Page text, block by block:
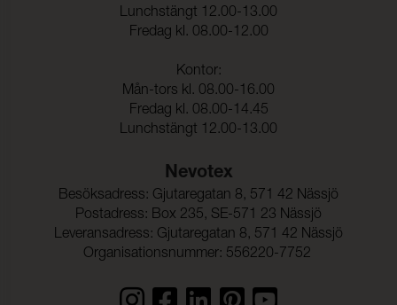
Anfärgning multifiberväv:
5
Färghärdighet mot
(ISO 105-E16)
Färghärdighet mot svett: (ISO 105-E04)
Anfärgning, multifiberväv: 5
Färgändring: 5
Lunchstängt 12.00-13.00
Fredag kl. 08.00-12.00
Kontor:
Mån-tors kl. 08.00-16.00
Fredag kl. 08.00-14.45
Lunchstängt 12.00-13.00
Nevotex
Besöksadress: Gjutaregatan 8, 571 42 Nässjö
Postadress: Box 235, SE-571 23 Nässjö
Leveransadress: Gjutaregatan 8, 571 42 Nässjö
Organisationsnummer: 556220-7752